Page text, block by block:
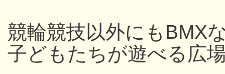
競輪競技以外にもBMX
子どもたちが遊べる広